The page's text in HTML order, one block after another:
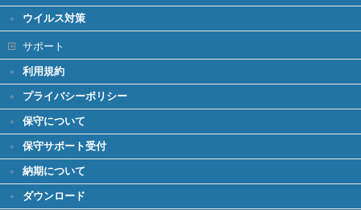
ウイルス対策
サポート
利用規約
プライバシーポリシー
保守について
保守サポート受付
納期について
ダウンロード